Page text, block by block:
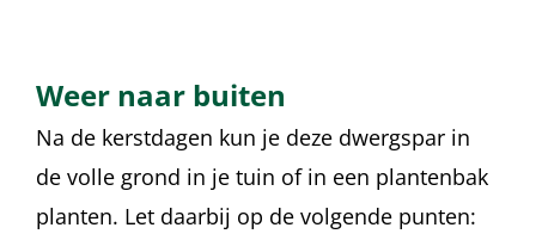
Weer naar buiten
Na de kerstdagen kun je deze dwergspar in
de volle grond in je tuin of in een plantenbak
planten. Let daarbij op de volgende punten: